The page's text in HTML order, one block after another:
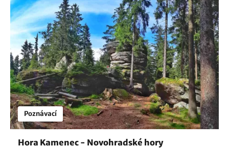
Poznávací
Hora Kamenec - Novohradské hory